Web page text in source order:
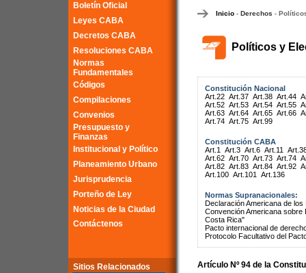
Boletín Oficial
Leyes CABA
Decretos CABA
Resoluciones CABA
Normas
Fundamentales
Códigos
Compilaciones
Convenios
Presupuesto y
Finanzas
Institucional y Político
Planeamiento Urbano
Jurisprudencia
Porteño de Ley
Noticias de la Ciudad
Contáctenos
Sitios Relacionados
Inicio- Derechos -
Políticos y
Constitución Nacional
Art.22 Art.37 Art.38 Art.44
Art.52 Art.53 Art.54 Art.55
Art.63 Art.64 Art.65 Art.66
Art.74 Art.75 Art.99
Constitución CABA
Art.1
Art.3 Art.6 Art.11
Art.62 Art.70 Art.73 Art.74
Art.82 Art.83 Art.84 Art.92
Art.100 Art.101 Art.136
Normas Supranacionales:
Declaración Americana de
Convención Americana
Costa Rica"
Pacto internacional de
Protocolo Facultativo del
Artículo Nº 94 de la